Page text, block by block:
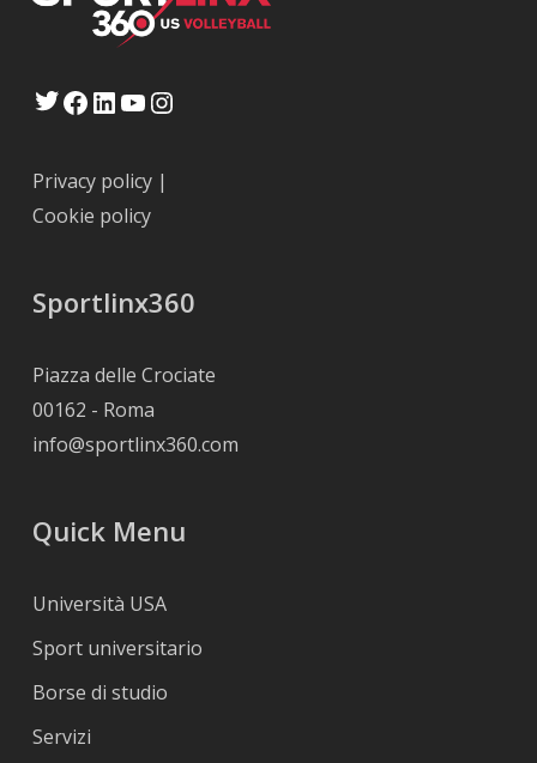
Twitter
Facebook
LinkedIn
YouTube
Privacy policy|
Cookie policy
Sportlinx360
Piazza delle Crociate
00162 - Roma
info@sportlinx360.com
Quick Menu
Università USA
Sport universitario
Borse di studio
Servizi